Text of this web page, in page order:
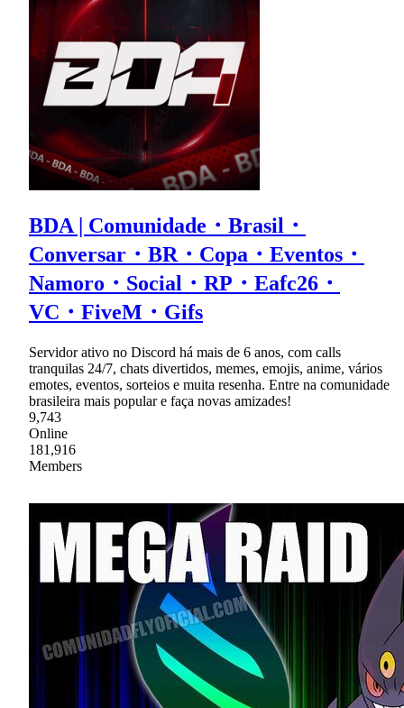
BDA | Comunidade・Brasil・
Conversar・BR・Copa・Eventos・
Namoro・Social・RP・Eafc26・
VC・FiveM・Gifs
Servidor ativo no Discord há mais de 6 anos, com calls
tranquilas 24/7, chats divertidos, memes, emojis, anime, vários
emotes, eventos, sorteios e muita resenha. Entre na comunidade
brasileira mais popular e faça novas amizades!
9,743
Online
181,916
Members